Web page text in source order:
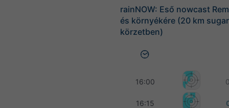
rainNOW: Eső nowcast
és környékére (20 km
körzetben)
16:00
16:15